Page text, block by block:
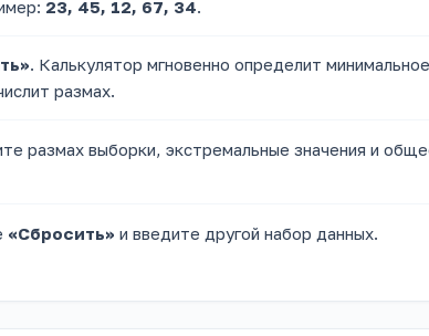
23, 45, 12, 67, 34.
. Калькулятор мгновенно определит
размах.
размах выборки, экстремальные значения и
«Сбросить» и введите другой набор данных.